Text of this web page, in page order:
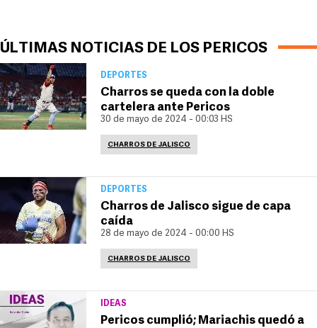
ÚLTIMAS NOTICIAS DE LOS PERICOS
DEPORTES
Charros se queda con la doble
cartelera ante Pericos
30 de mayo de 2024 - 00:03 HS
CHARROS DE JALISCO
DEPORTES
Charros de Jalisco sigue de capa
caída
28 de mayo de 2024 - 00:00 HS
CHARROS DE JALISCO
IDEAS
Pericos cumplió; Mariachis quedó a